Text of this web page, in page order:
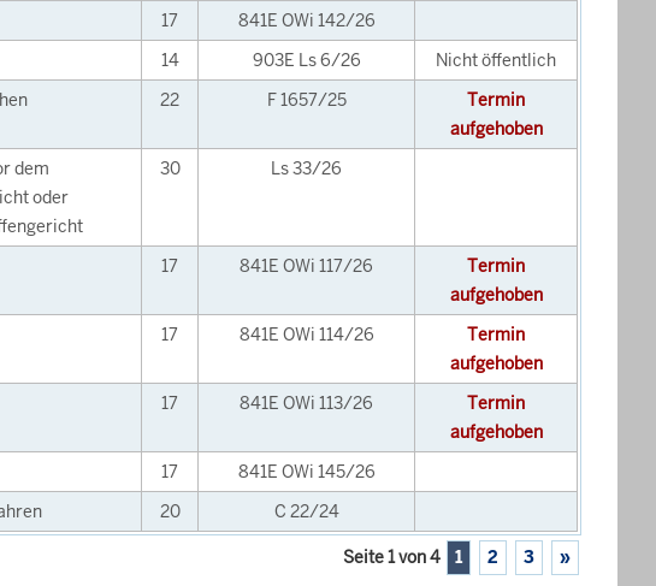
17
841E OWi 142/26
14 903E Ls 6/26
Nicht öffentlich
22 F 1657/25
Termin
aufgehoben
dem
oder
30 Ls 33/26
17 841E OWi 117/26
Termin
aufgehoben
17 841E OWi 114/26
Termin
aufgehoben
17 841E OWi 113/26
Termin
aufgehoben
17
841E OWi 145/26
20 C 22/24
Seite 1 von 4 1 2 3 »